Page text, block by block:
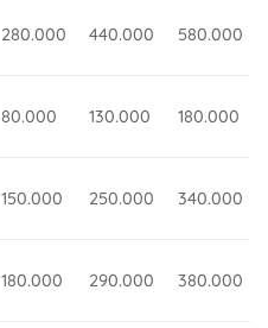
280.000 440.000 580.000
80.000 130.000 180.000
150.000 250.000 340.000
180.000 290.000 380.000